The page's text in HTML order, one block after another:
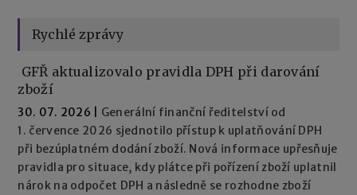
Rychlé zprávy
GFŘ aktualizovalo pravidla DPH při darování
zboží
30. 07. 2026
Generální finanční ředitelství od
1. července 2026 sjednotilo přístup k uplatňování DPH
při bezúplatném dodání zboží. Nová informace upřesňuje
pravidla pro situace, kdy plátce při pořízení zboží uplatnil
nárok na odpočet DPH a následně se rozhodne zboží